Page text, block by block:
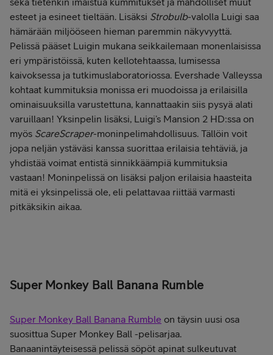
esteet ja esineet tieltään. Lisäksi Strobulb-valolla Luigi saa
hämärään miljööseen hieman paremmin näkyvyyttä.
Pelissä pääset Luigin mukana seikkailemaan monenlaisissa
eri ympäristöissä, kuten kellotehtaassa, lumisessa
kaivoksessa ja tutkimuslaboratoriossa. Evershade Valleyssa
kohtaat kummituksia monissa eri muodoissa ja erilaisilla
ominaisuuksilla varustettuna, kannattaakin siis pysyä alati
varuillaan! Yksinpelin lisäksi, Luigi’s Mansion 2 HD:ssa on
myös ScareScraper-moninpelimahdollisuus. Tällöin voit
jopa neljän ystäväsi kanssa suorittaa erilaisia tehtäviä, ja
yhdistää voimat entistä sinnikkäämpiä kummituksia
vastaan! Moninpelissä on lisäksi paljon erilaisia haasteita
mitä ei yksinpelissä ole, eli pelattavaa riittää varmasti
pitkäksikin aikaa.
Super Monkey Ball Banana Rumble
Super Monkey Ball Banana Rumble on täysin uusi osa
suosittua Super Monkey Ball -pelisarjaa.
Banaanintäyteisessä pelissä söpöt apinat sulkeutuvat